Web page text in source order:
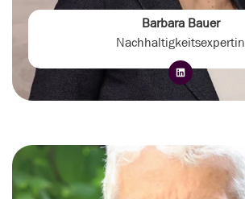
Barbara Bauer
Nachhaltigkeitsexpertin